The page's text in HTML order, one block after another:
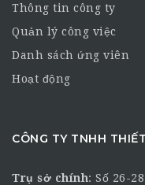
Thông tin công ty
Quản lý công việc
Danh sách ứng viên
Hoạt động
CÔNG TY TNHH
Trụ sở chính: Số 26-